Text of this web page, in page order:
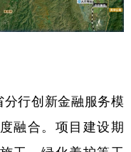
عربى
行创新金融服务模
融合。项目建设期